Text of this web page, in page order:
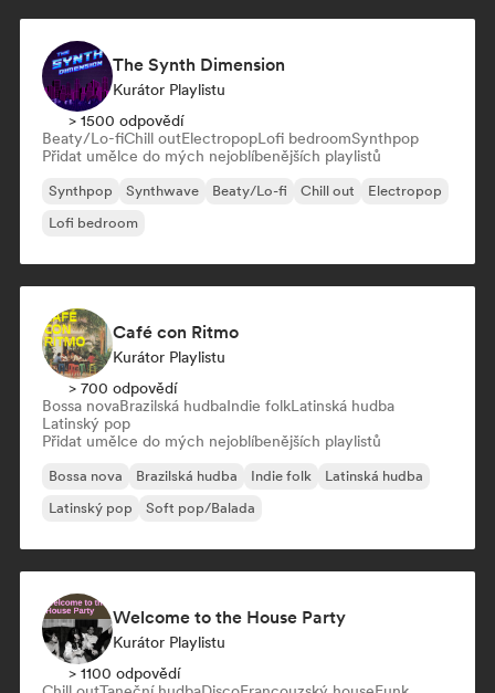
The Synth Dimension
Kurátor Playlistu
> 1500 odpovědí
Beaty/Lo-fiChill outElectropopLofi bedroomSynthpop
Přidat umělce do mých nejoblíbenějších playlistů
Synthpop Synthwave Beaty/Lo-fi Chill out
Electropop
Lofi bedroom
Café con Ritmo
Kurátor Playlistu
> 700 odpovědí
Bossa novaBrazilská hudbaIndie folkLatinská hudba
Latinský pop
Přidat umělce do mých nejoblíbenějších playlistů
Bossa nova Brazilská hudba Indie folk
Latinská hudba
Latinský pop
Soft pop/Balada
Welcome to the House Party
Kurátor Playlistu
> 1100 odpovědí